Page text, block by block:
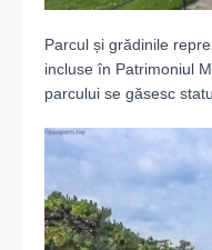
Parcul și grădinile
incluse în Patrimoniul
parcului se găsesc